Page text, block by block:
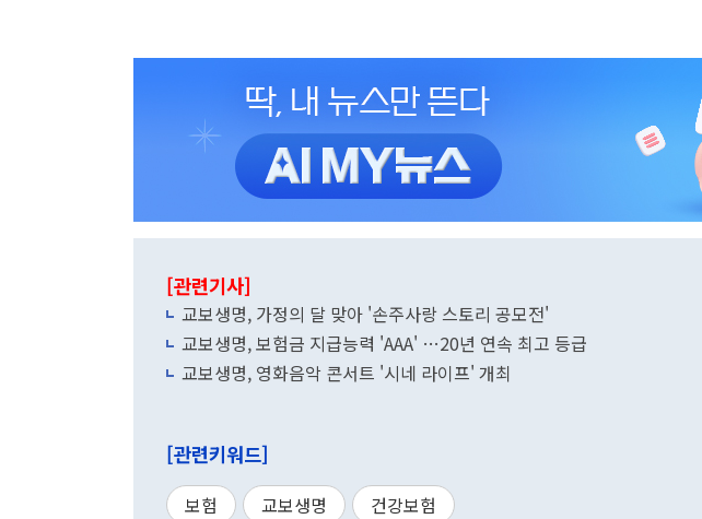
[관련기사]
교보생명, 가정의 달 맞아 '손주사랑 스토리 공모전'
교보생명, 보험금 지급능력 'AAA' …20년 연속 최고 등급
교보생명, 영화음악 콘서트 '시네 라이프' 개최
[관련키워드]
보험 교보생명 건강보험